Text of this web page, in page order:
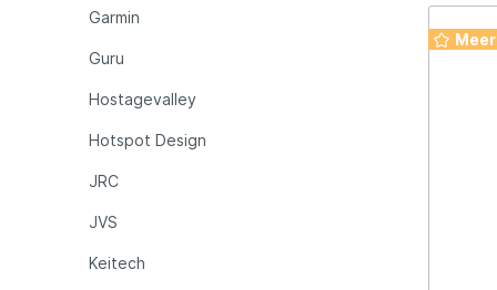
Garmin
Guru
Hostagevalley
Hotspot Design
JRC
JVS
Keitech
de